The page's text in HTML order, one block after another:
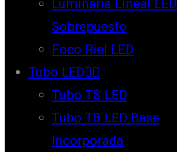
Luminaria Lineal LED
Sobrepuesto
Foco Riel LED
Tubo LED
Tubo T8 LED
Tubo T8 LED Base
Incorporada